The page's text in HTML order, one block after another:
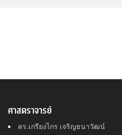
ศาสตราจารย์
ดร.เกรียงไกร เจริญธนาวัฒน์